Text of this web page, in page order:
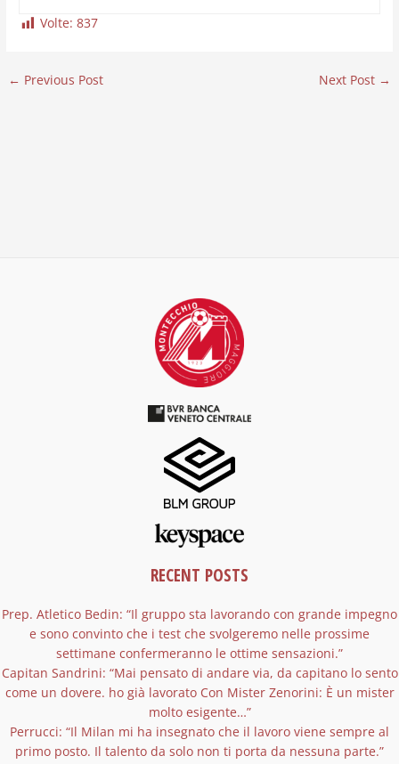
Volte: 837
← Previous Post Next Post →
RECENT POSTS
Prep. Atletico Bedin: “Il gruppo sta lavorando con grande impegno
e sono convinto che i test che svolgeremo nelle prossime
settimane confermeranno le ottime sensazioni.”
Capitan Sandrini: “Mai pensato di andare via, da capitano lo sento
come un dovere. ho già lavorato Con Mister Zenorini: È un mister
molto esigente…”
Perrucci: “Il Milan mi ha insegnato che il lavoro viene sempre al
primo posto. Il talento da solo non ti porta da nessuna parte.”